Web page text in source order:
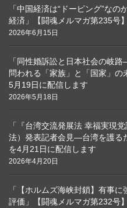
「中国経済は“ドーピング”な
経済」【闘魂メルマガ第235号
2026年6月15日
「同性婚訴訟と日本社会の岐
問われる「家族」と「国家」
5月19日に配信します
2026年5月18日
「『台湾交流発展法 幸福実現
法）発表記者会見―台湾を護る
を4月21日に配信します
2026年4月20日
「【ホルムズ海峡封鎖】有事
評価」【闘魂メルマガ第232号